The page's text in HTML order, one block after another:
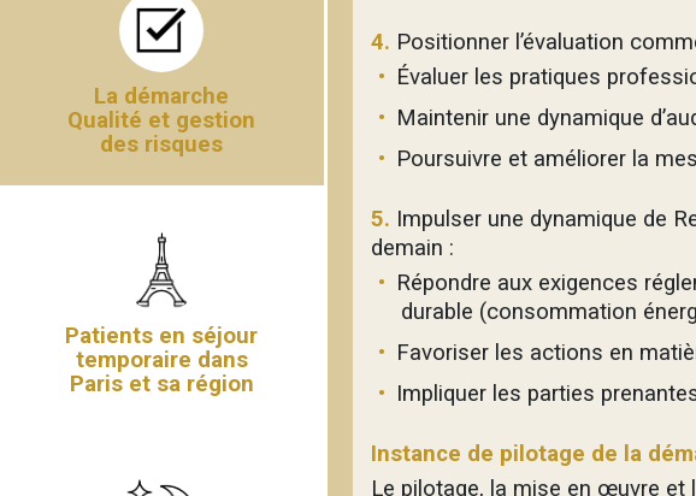
La démarche
Qualité et gestion
des risques
Patients en séjour
temporaire dans
Paris et sa région
4. Positionner l’évaluation
Évaluer les pratiques
Maintenir une dynamique
Poursuivre et améliorer la
5. Impulser une dynamique de
demain :
Répondre aux exigences
durable (consommation
Favoriser les actions en
Impliquer les parties
Instance de pilotage de la
Le pilotage, la mise en œuvre et